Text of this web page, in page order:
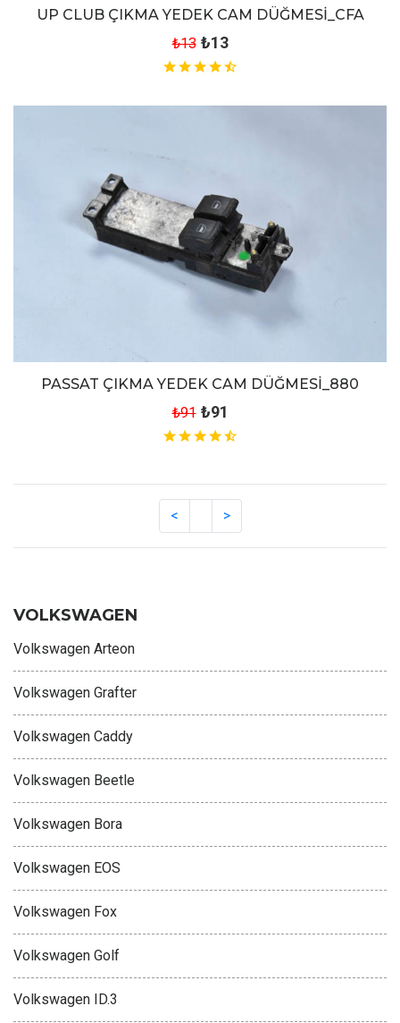
UP CLUB ÇIKMA YEDEK CAM DÜĞMESİ_CFA
₺13 ₺13
PASSAT ÇIKMA YEDEK CAM DÜĞMESİ_880
₺91 ₺91
VOLKSWAGEN
Volkswagen Arteon
Volkswagen Grafter
Volkswagen Caddy
Volkswagen Beetle
Volkswagen Bora
Volkswagen EOS
Volkswagen Fox
Volkswagen Golf
Volkswagen ID.3